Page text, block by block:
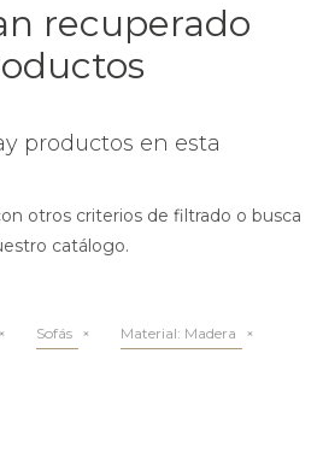
recuperado
productos en esta
otros criterios de filtrado o busca
catálogo.
Sofás Material: Madera